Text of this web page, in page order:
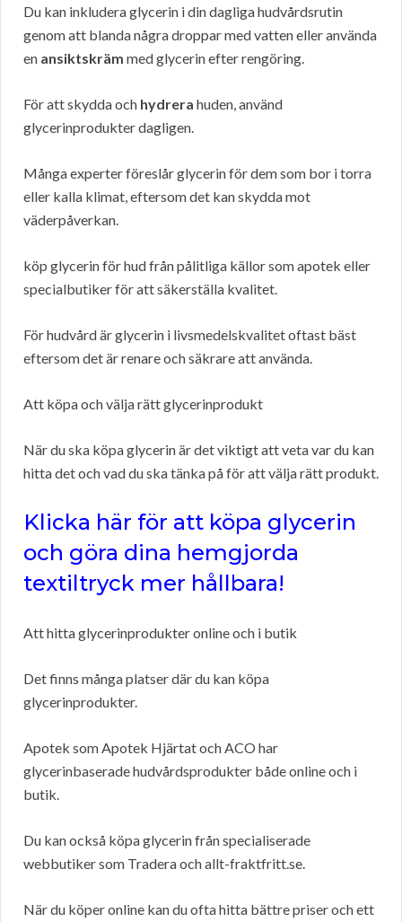
Du kan inkludera glycerin i din dagliga hudvårdsrutin
genom att blanda några droppar med vatten eller använda
en ansiktskräm med glycerin efter rengöring.
För att skydda och hydrera huden, använd
glycerinprodukter dagligen.
Många experter föreslår glycerin för dem som bor i torra
eller kalla klimat, eftersom det kan skydda mot
väderpåverkan.
köp glycerin för hud från pålitliga källor som apotek eller
specialbutiker för att säkerställa kvalitet.
För hudvård är glycerin i livsmedelskvalitet oftast bäst
eftersom det är renare och säkrare att använda.
Att köpa och välja rätt glycerinprodukt
När du ska köpa glycerin är det viktigt att veta var du kan
hitta det och vad du ska tänka på för att välja rätt produkt.
Klicka här för att köpa glycerin
och göra dina hemgjorda
textiltryck mer hållbara!
Att hitta glycerinprodukter online och i butik
Det finns många platser där du kan köpa
glycerinprodukter.
Apotek som Apotek Hjärtat och ACO har
glycerinbaserade hudvårdsprodukter både online och i
butik.
Du kan också köpa glycerin från specialiserade
webbutiker som Tradera och allt-fraktfritt.se.
När du köper online kan du ofta hitta bättre priser och ett